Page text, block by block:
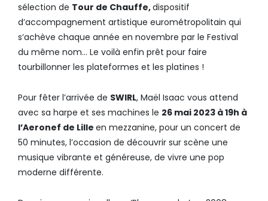
sélection de Tour de Chauffe,dispositif
d’accompagnement artistique eurométropolitain qui
s’achève chaque année en novembre par le Festival
du même nom… Le voilà enfin prêt pour faire
tourbillonner les plateformes et les platines !
Pour fêter l’arrivée de SWIRL, Maël Isaac vous attend
avec sa harpe et ses machines le 26 mai 2023 à 19h à
l’Aeronef de Lille en mezzanine, pour un concert de
50 minutes, l’occasion de découvrir sur scène une
musique vibrante et généreuse, de vivre une pop
moderne différente.